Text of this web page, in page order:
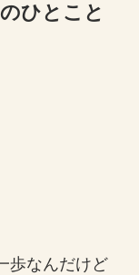
ひとこと
歩なんだけど